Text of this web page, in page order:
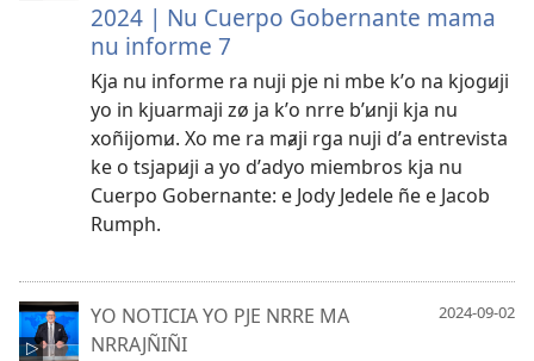
2024 | Nu Cuerpo Gobernante mama
nu informe 7
Kja nu informe ra nuji pje ni mbe kʼo na kjogꞹji
yo in kjuarmaji zø ja kʼo nrre bʼꞹnji kja nu
xoñijomꞹ. Xo me ra mⱥji rga nuji dʼa entrevista
ke o tsjapꞹji a yo dʼadyo miembros kja nu
Cuerpo Gobernante: e Jody Jedele ñe e Jacob
Rumph.
2024-09-02
YO NOTICIA YO PJE NRRE MA
NRRAJÑIÑI